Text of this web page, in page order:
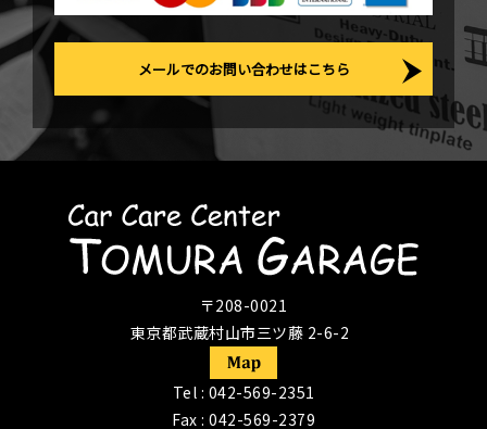
メールでのお問い合わせはこちら
〒208-0021
東京都武蔵村山市三ツ藤 2-6-2
Tel : 042-569-2351
Fax : 042-569-2379